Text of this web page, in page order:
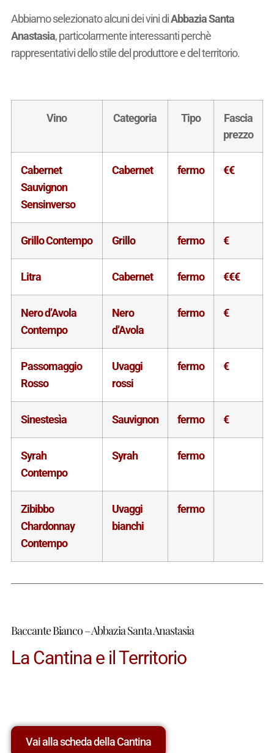
Abbiamo selezionato alcuni dei vini diAbbazia Santa
Anastasia, particolarmente interessanti perchè
rappresentativi dello stile del produttore e del territorio.
Vino Categoria Tipo
Fascia
prezzo
Cabernet
Sauvignon
Sensinverso
Cabernet fermo €€
Grillo Contempo Grillo fermo €
Litra Cabernet fermo €€€
Nero d’Avola
Contempo
Nero
d’Avola
fermo €
Passomaggio
Rosso
Uvaggi
rossi
fermo €
Sinestesìa Sauvignon fermo €
Syrah
Contempo
Syrah fermo
Zibibbo
Chardonnay
Contempo
Uvaggi
bianchi
fermo
Baccante Bianco – Abbazia Santa Anastasia
La Cantina e il Territorio
Vai alla scheda della Cantina